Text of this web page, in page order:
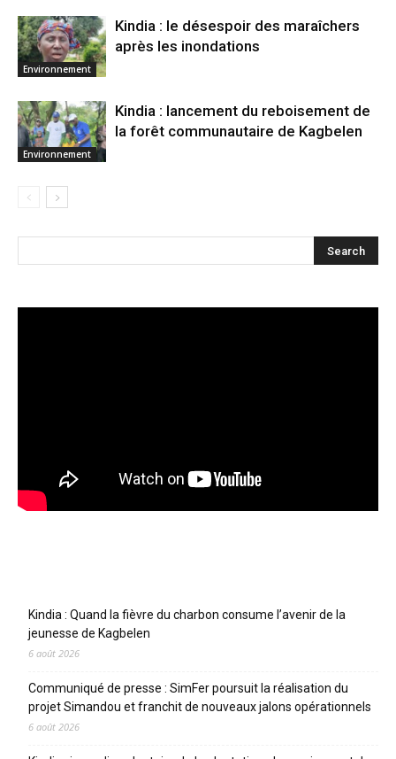
Environnement
Kindia : le désespoir des maraîchers
après les inondations
Environnement
Kindia : lancement du reboisement de
la forêt communautaire de Kagbelen
Kindia : Quand la fièvre du charbon consume l’avenir de la
jeunesse de Kagbelen
6 août 2026
Communiqué de presse : SimFer poursuit la réalisation du
projet Simandou et franchit de nouveaux jalons opérationnels
6 août 2026